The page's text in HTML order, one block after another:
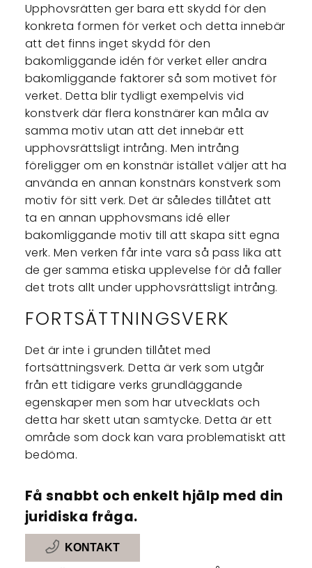
Upphovsrätten ger bara ett skydd för den
konkreta formen för verket och detta innebär
att det finns inget skydd för den
bakomliggande idén för verket eller andra
bakomliggande faktorer så som motivet för
verket. Detta blir tydligt exempelvis vid
konstverk där flera konstnärer kan måla av
samma motiv utan att det innebär ett
upphovsrättsligt intrång. Men intrång
föreligger om en konstnär istället väljer att ha
använda en annan konstnärs konstverk som
motiv för sitt verk. Det är således tillåtet att
ta en annan upphovsmans idé eller
bakomliggande motiv till att skapa sitt egna
verk. Men verken får inte vara så pass lika att
de ger samma etiska upplevelse för då faller
det trots allt under upphovsrättsligt intrång.
FORTSÄTTNINGSVERK
Det är inte i grunden tillåtet med
fortsättningsverk. Detta är verk som utgår
från ett tidigare verks grundläggande
egenskaper men som har utvecklats och
detta har skett utan samtycke. Detta är ett
område som dock kan vara problematiskt att
bedöma.
Få snabbt och enkelt hjälp med din
juridiska fråga.
KONTAKT